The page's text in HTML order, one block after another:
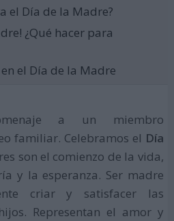
el Día de la Madre?
¿Qué hacer para
el Día de la Madre
a un miembro
familiar. Celebramos el Día
son el comienzo de la vida,
y la esperanza. Ser madre
criar y satisfacer las
Representan el amor y